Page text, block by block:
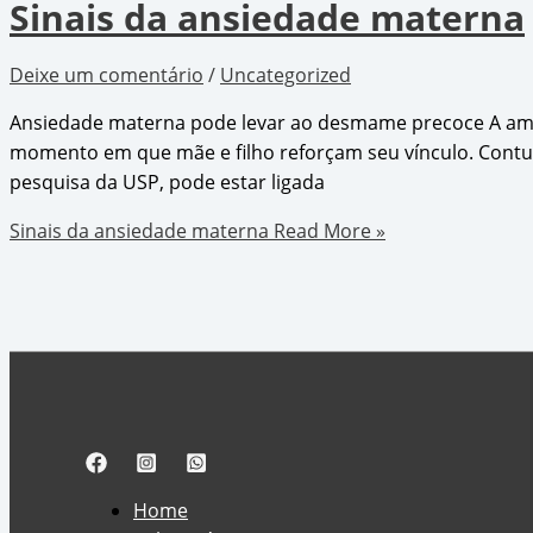
Sinais da ansiedade materna
Deixe um comentário / Uncategorized
Ansiedade materna pode levar ao desmame precoce A
momento em que mãe e filho reforçam seu vínculo.
pesquisa da USP, pode estar ligada
Sinais da ansiedade materna Read More »
Home